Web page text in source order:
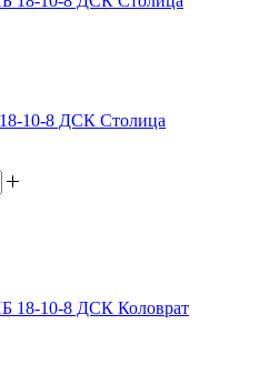
10-8 ДСК Столица